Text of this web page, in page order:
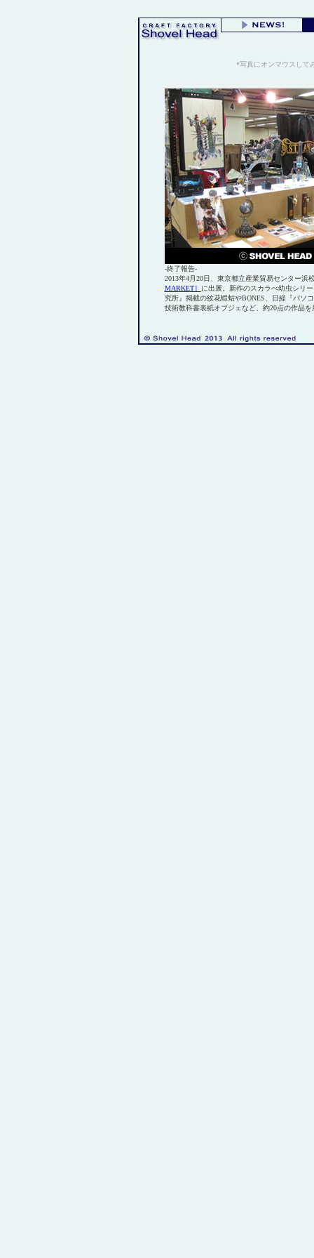
*写真にオンマウスして
-終了報告-
2013年4月20日、東京都立産業貿易センター浜
MARKET］
に出展。新作のスカラべ幼虫シリ
究所』掲載の紋花蝦蛄やBONES、日経『パソ
技術教科書表紙オブジェなど、約20点の作品